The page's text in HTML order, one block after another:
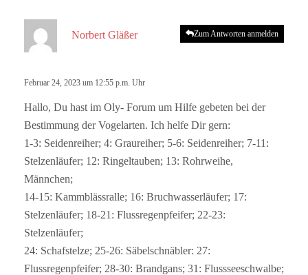
Norbert Gläßer
t
Februar 24, 2023 um 12:55 p.m. Uhr
Hallo, Du hast im Oly- Forum um Hilfe gebeten bei der
Bestimmung der Vogelarten. Ich helfe Dir gern:
1-3: Seidenreiher; 4: Graureiher; 5-6: Seidenreiher; 7-11:
Stelzenläufer; 12: Ringeltauben; 13: Rohrweihe,
Männchen;
14-15: Kammblässralle; 16: Bruchwasserläufer; 17:
Stelzenläufer; 18-21: Flussregenpfeifer; 22-23:
Stelzenläufer;
24: Schafstelze; 25-26: Säbelschnäbler: 27:
Flussregenpfeifer; 28-30: Brandgans; 31: Flussseeschwalbe;
Zum Antworten anmelden